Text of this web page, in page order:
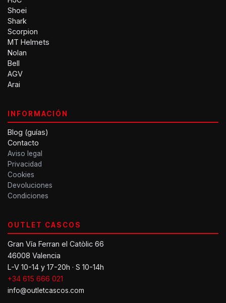
Shoei
Shark
Scorpion
MT Helmets
Nolan
Bell
AGV
Arai
INFORMACIÓN
Blog (guías)
Contacto
Aviso legal
Privacidad
Cookies
Devoluciones
Condiciones
OUTLET CASCOS
Gran Vía Ferran el Catòlic 66
46008 Valencia
L-V 10-14 y 17-20h · S 10-14h
+34 615 666 021
info@outletcascos.com